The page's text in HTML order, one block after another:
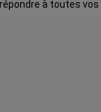
à toutes